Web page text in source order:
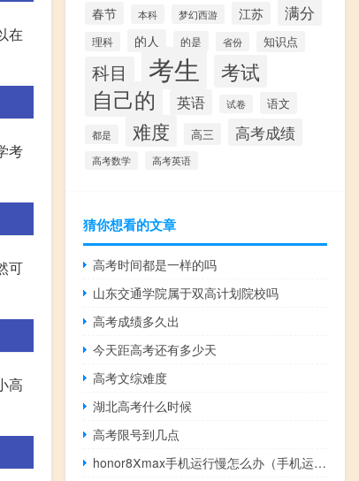
在
考
可
高
春节 本科 梦幻西游 江苏 满分
理科 的人 的是 省份 知识点
科目 考生 考试
自己的 英语 试卷 语文
都是 难度 高三 高考成绩
高考数学 高考英语
猜你想看的文章
高考时间都是一样的吗
山东交通学院属于双高计划院校吗
高考成绩多久出
今天距高考还有多少天
高考文综难度
湖北高考什么时候
高考限号到几点
honor8Ⅹmax手机运行慢怎么办（手机运行慢怎么办）